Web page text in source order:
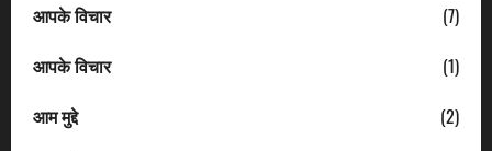
आपके विचार
(7)
आपके विचार
(1)
आम मुद्दे
(2)